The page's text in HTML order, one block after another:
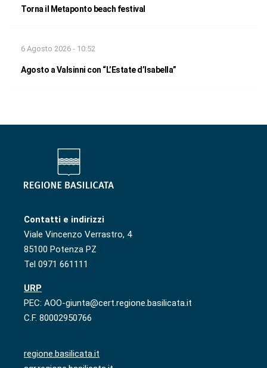
Torna il Metaponto beach festival
6 Agosto 2026 - 10:52
Agosto a Valsinni con “L’Estate d’Isabella”
Contatti e indirizzi
Viale Vincenzo Verrastro, 4
85100 Potenza PZ
Tel 0971 661111
URP
PEC: AOO-giunta@cert.regione.basilicata.it
C.F. 80002950766
regione.basilicata.it